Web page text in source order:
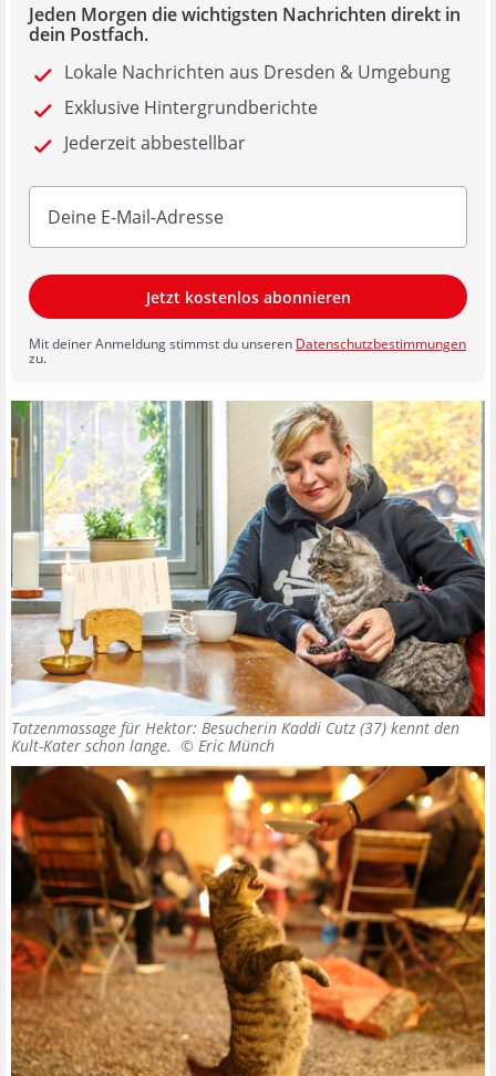
Jeden Morgen die wichtigsten Nachrichten direkt in
dein Postfach.
Lokale Nachrichten aus Dresden & Umgebung
Exklusive Hintergrundberichte
Jederzeit abbestellbar
Jetzt kostenlos abonnieren
Mit deiner Anmeldung stimmst du unseren Datenschutzbestimmungen
zu.
Tatzenmassage für Hektor: Besucherin Kaddi Cutz (37) kennt den
Kult-Kater schon lange. © Eric Münch